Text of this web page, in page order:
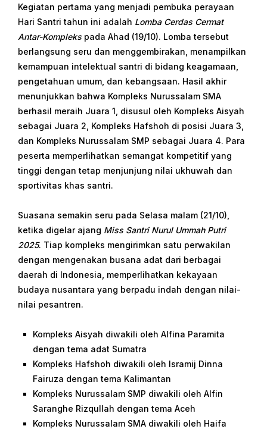
Kegiatan pertama yang menjadi pembuka perayaan
Hari Santri tahun ini adalah Lomba Cerdas Cermat
Antar-Kompleks pada Ahad (19/10). Lomba tersebut
berlangsung seru dan menggembirakan, menampilkan
kemampuan intelektual santri di bidang keagamaan,
pengetahuan umum, dan kebangsaan. Hasil akhir
menunjukkan bahwa Kompleks Nurussalam SMA
berhasil meraih Juara 1, disusul oleh Kompleks Aisyah
sebagai Juara 2, Kompleks Hafshoh di posisi Juara 3,
dan Kompleks Nurussalam SMP sebagai Juara 4. Para
peserta memperlihatkan semangat kompetitif yang
tinggi dengan tetap menjunjung nilai ukhuwah dan
sportivitas khas santri.
Suasana semakin seru pada Selasa malam (21/10),
ketika digelar ajang Miss Santri Nurul Ummah Putri
2025. Tiap kompleks mengirimkan satu perwakilan
dengan mengenakan busana adat dari berbagai
daerah di Indonesia, memperlihatkan kekayaan
budaya nusantara yang berpadu indah dengan nilai-
nilai pesantren.
Kompleks Aisyah diwakili oleh Alfina Paramita
dengan tema adat Sumatra
Kompleks Hafshoh diwakili oleh Isramij Dinna
Fairuza dengan tema Kalimantan
Kompleks Nurussalam SMP diwakili oleh Alfin
Saranghe Rizqullah dengan tema Aceh
Kompleks Nurussalam SMA diwakili oleh Haifa